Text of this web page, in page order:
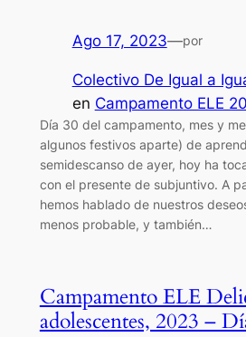
Ago 17, 2023—por
Colectivo De Igual a
en Campamento ELE
Día 30 del campamento, mes y
algunos festivos aparte) de
semidescanso de ayer, hoy ha
con el presente de subjuntivo. A
hemos hablado de nuestros
menos probable, y también…
Campamento ELE
adolescentes, 2023 –